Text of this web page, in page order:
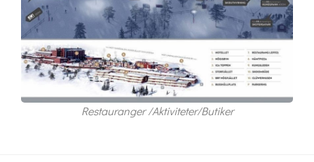
Restauranger /Aktiviteter/Butiker